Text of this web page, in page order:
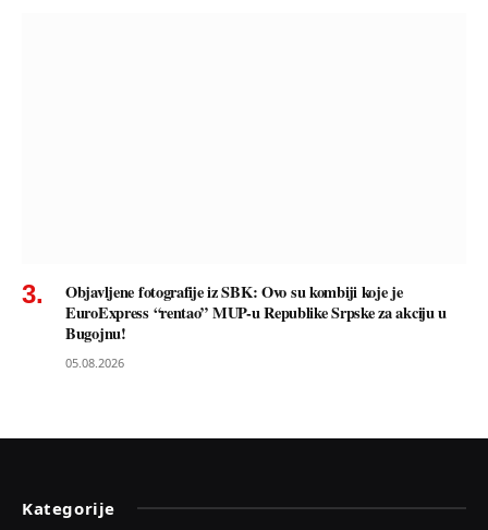
Objavljene fotografije iz SBK: Ovo su kombiji koje je
EuroExpress “rentao” MUP-u Republike Srpske za akciju u
Bugojnu!
05.08.2026
Kategorije